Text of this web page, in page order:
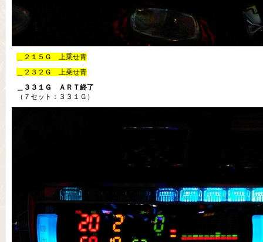
＿２１５Ｇ 上乗せ青
＿２３２Ｇ 上乗せ青
＿３３１Ｇ ＡＲＴ終了
（７セット：３３１Ｇ）